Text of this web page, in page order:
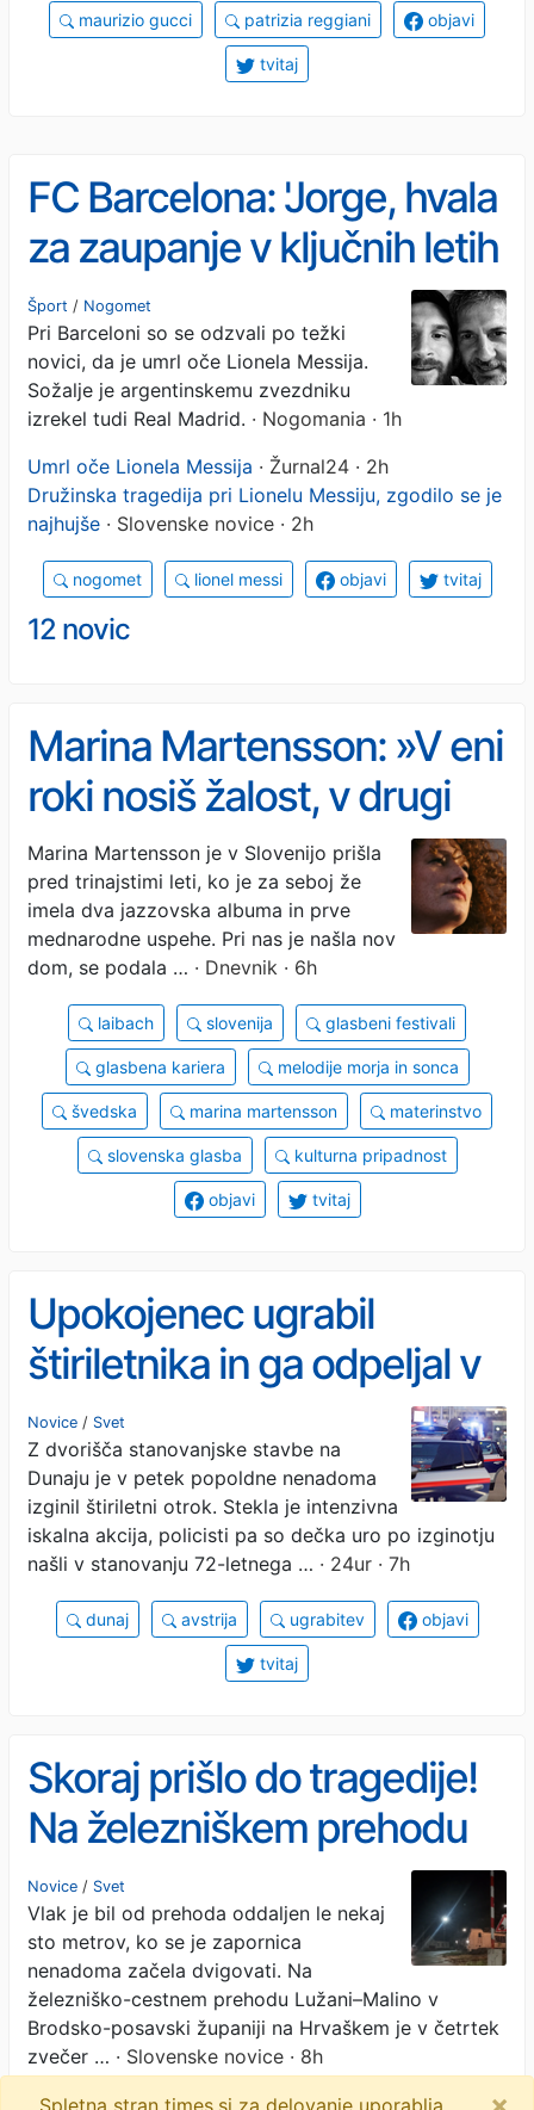
maurizio gucci patrizia reggiani objavi
tvitaj
FC Barcelona: 'Jorge, hvala
za zaupanje v ključnih letih
tvojega sina Lea'
Šport / Nogomet
Pri Barceloni so se odzvali po težki
novici, da je umrl oče Lionela Messija.
Sožalje je argentinskemu zvezdniku
izrekel tudi Real Madrid. · Nogomania · 1h
Umrl oče Lionela Messija · Žurnal24 · 2h
Družinska tragedija pri Lionelu Messiju, zgodilo se je
najhujše · Slovenske novice · 2h
nogomet lionel messi objavi tvitaj
12 novic
Marina Martensson: »V eni
roki nosiš žalost, v drugi
hvaležnost«​
Marina Martensson je v Slovenijo prišla
pred trinajstimi leti, ko je za seboj že
imela dva jazzovska albuma in prve
mednarodne uspehe. Pri nas je našla nov
dom, se podala … · Dnevnik · 6h
laibach slovenija glasbeni festivali
glasbena kariera melodije morja in sonca
švedska marina martensson materinstvo
slovenska glasba kulturna pripadnost
objavi tvitaj
Upokojenec ugrabil
štiriletnika in ga odpeljal v
svoje stanovanje
Novice / Svet
Z dvorišča stanovanjske stavbe na
Dunaju je v petek popoldne nenadoma
izginil štiriletni otrok. Stekla je intenzivna
iskalna akcija, policisti pa so dečka uro po izginotju
našli v stanovanju 72-letnega … · 24ur · 7h
dunaj avstrija ugrabitev objavi
tvitaj
Skoraj prišlo do tragedije!
Na železniškem prehodu
so se zapornice dvignile,
ko je vlak šele prihajal:
»Nekdo bi lahko izgubil
življenje« (VIDEO)
Novice / Svet
Vlak je bil od prehoda oddaljen le nekaj
sto metrov, ko se je zapornica
nenadoma začela dvigovati. Na
železniško-cestnem prehodu Lužani–Malino v
Brodsko-posavski županiji na Hrvaškem je v četrtek
zvečer … · Slovenske novice · 8h
Spletna stran times.si za delovanje uporablja